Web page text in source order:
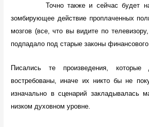
Точно также и сейчас будет
зомбирующее действие проплаченных
мозгов (все, что вы видите по
подпадало под старые законы
Писались те произведения,
востребованы, иначе их никто бы не
изначально в сценарий закладывалась
низком духовном уровне.